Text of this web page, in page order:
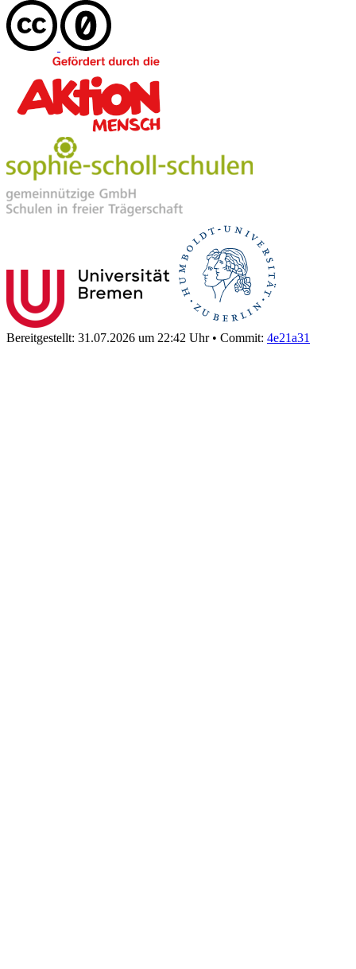
Bereitgestellt: 31.07.2026 um 22:42 Uhr • Commit: 4e21a31